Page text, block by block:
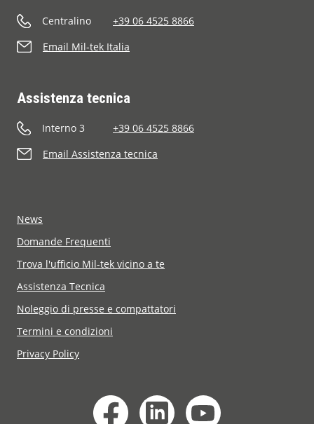
Centralino
+39 06 4525 8866
Email Mil-tek Italia
Assistenza tecnica
Interno 3
+39 06 4525 8866
Email Assistenza tecnica
News
Domande Frequenti
Trova l'ufficio Mil-tek vicino a te
Assistenza Tecnica
Noleggio di presse e compattatori
Termini e condizioni
Privacy Policy